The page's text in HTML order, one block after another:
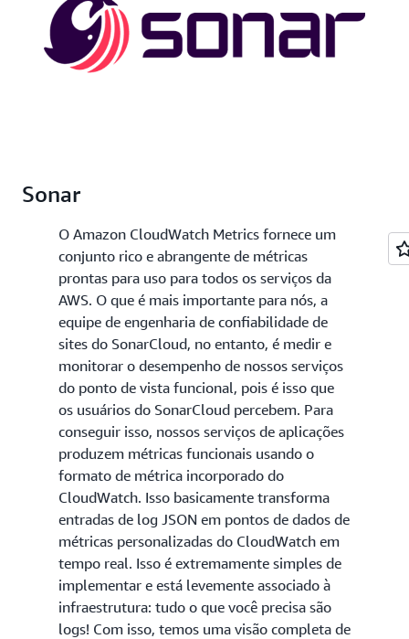
Sonar
O Amazon CloudWatch Metrics fornece um
conjunto rico e abrangente de métricas
prontas para uso para todos os serviços da
AWS. O que é mais importante para nós, a
equipe de engenharia de confiabilidade de
sites do SonarCloud, no entanto, é medir e
monitorar o desempenho de nossos serviços
do ponto de vista funcional, pois é isso que
os usuários do SonarCloud percebem. Para
conseguir isso, nossos serviços de aplicações
produzem métricas funcionais usando o
formato de métrica incorporado do
CloudWatch. Isso basicamente transforma
entradas de log JSON em pontos de dados de
métricas personalizadas do CloudWatch em
tempo real. Isso é extremamente simples de
implementar e está levemente associado à
infraestrutura: tudo o que você precisa são
logs! Com isso, temos uma visão completa de